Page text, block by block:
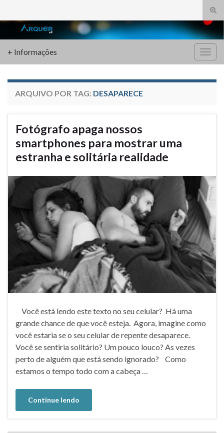
de
Search for:
+ Informações
ARQUIVO POR TAG: DESAPARECE
Fotógrafo apaga nossos
smartphones para mostrar uma
estranha e solitária realidade
Você está lendo este texto no seu celular? Há uma
grande chance de que você esteja. Agora, imagine como
você estaria se o seu celular de repente desaparece.
Você se sentiria solitário? Um pouco louco? As vezes
perto de alguém que está sendo ignorado? Como
estamos o tempo todo com a cabeça …
Continue lendo